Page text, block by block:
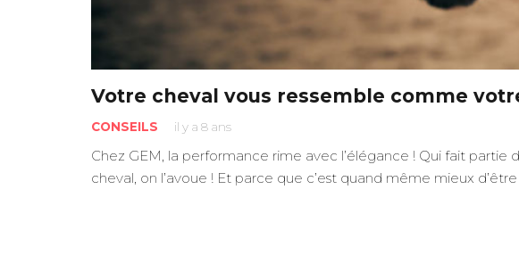
Votre cheval vous ressemble comme
CONSEILS il y a 8 ans
Chez GEM, la performance rime avec l’élégance ! Qui fait partie
cheval, on l’avoue ! Et parce que c’est quand même mieux